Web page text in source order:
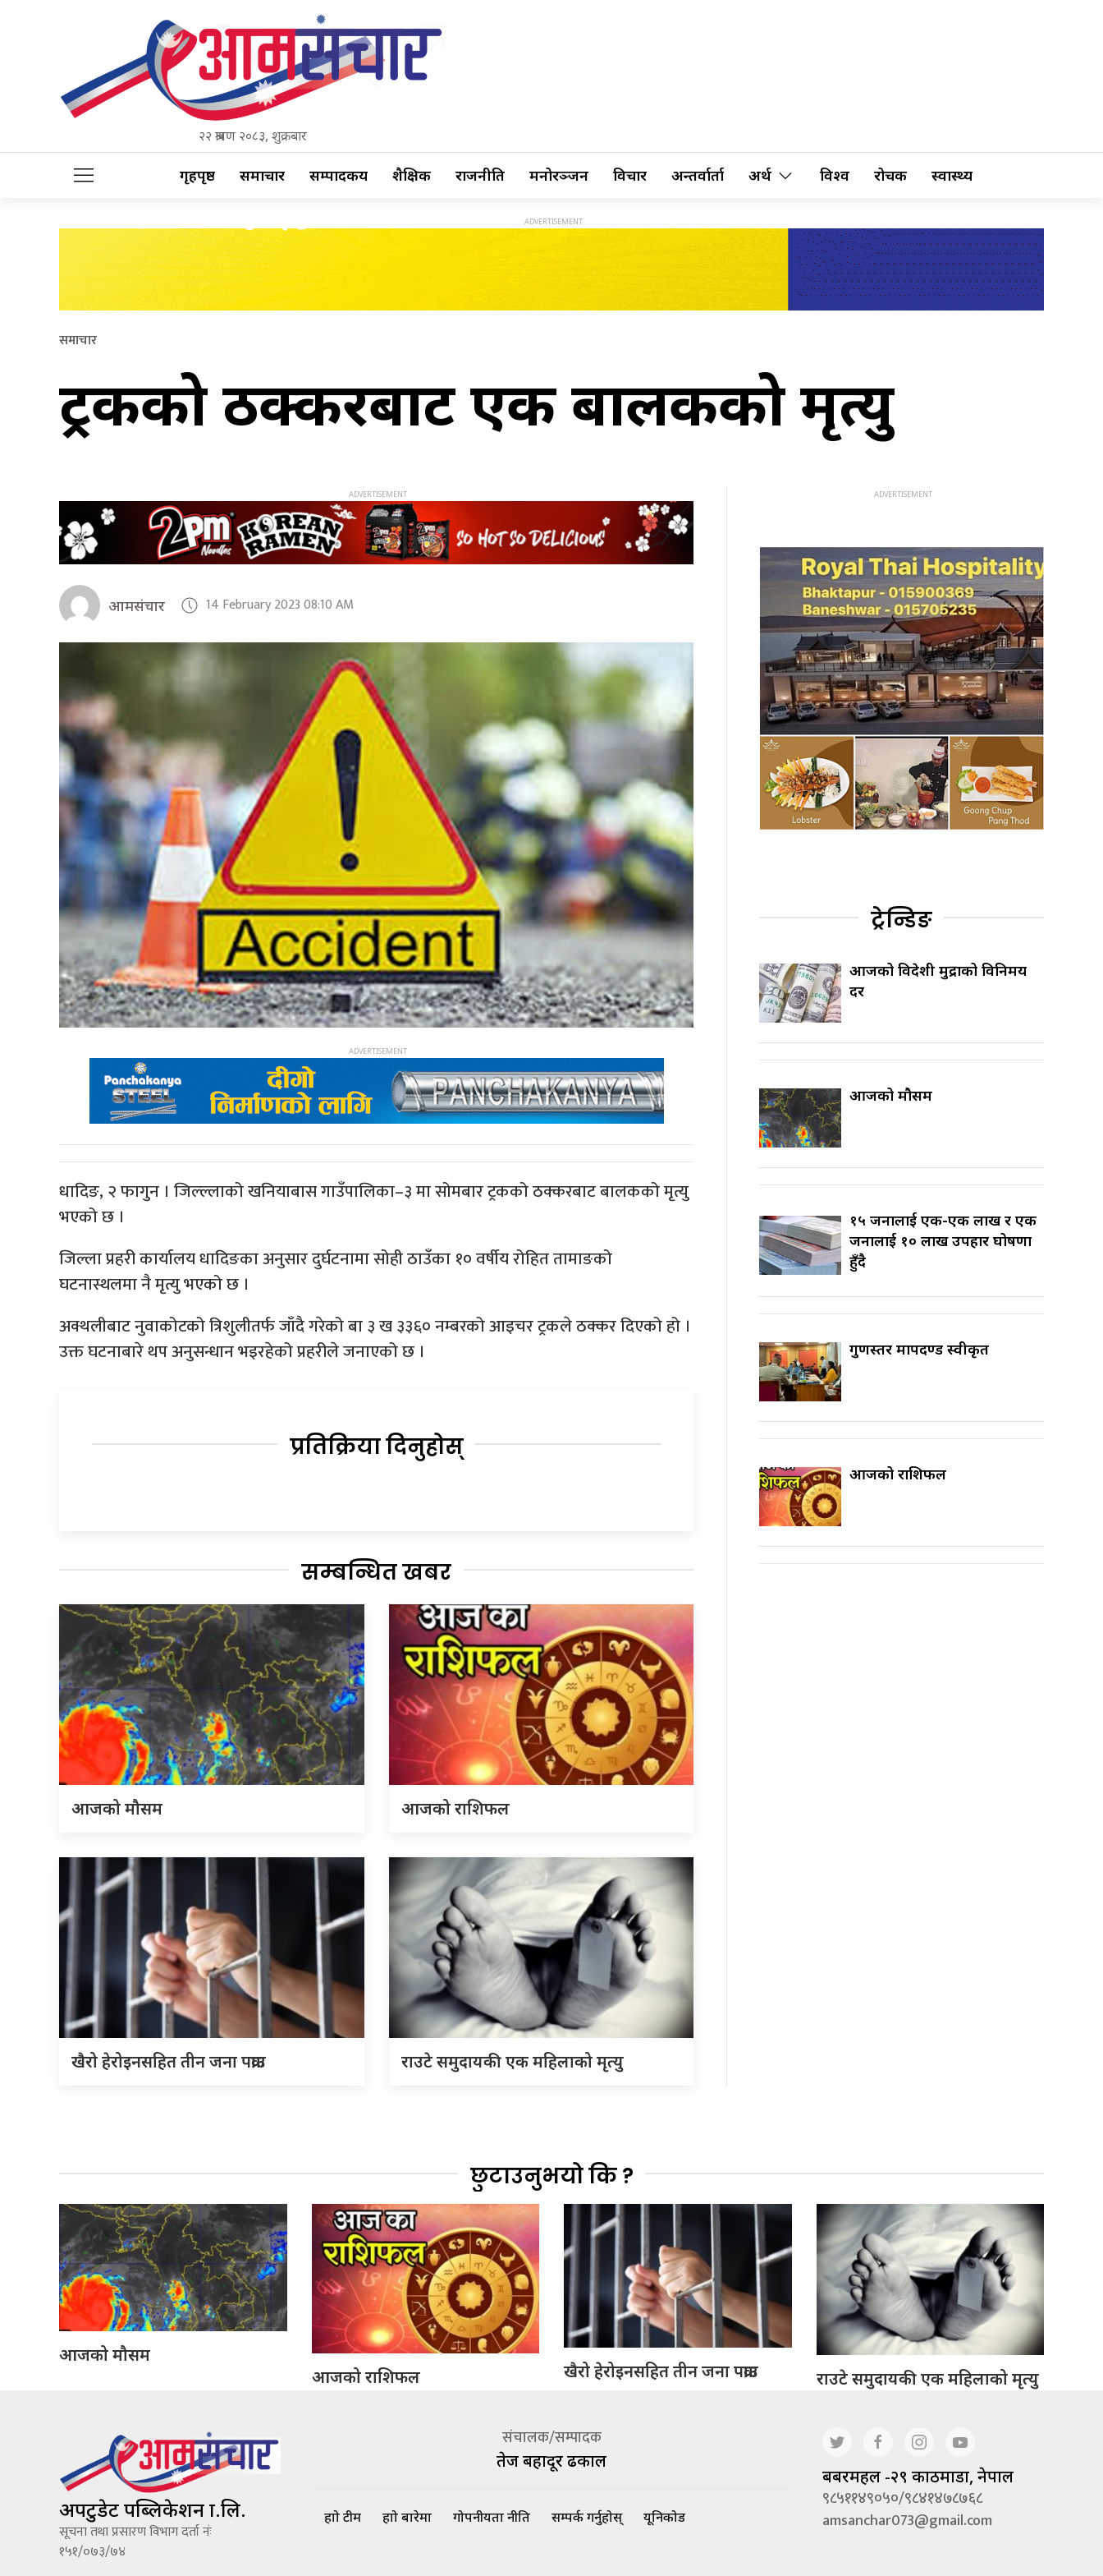
२२ श्रावण २०८३, शुक्रबार
गृहपृष्ठ समाचार सम्पादकीय शैक्षिक राजनीति मनोरञ्जन विचार अन्तर्वार्ता अर्थ विश्व रोचक स्वास्थ्य
समाचार
ट्रकको ठक्करबाट एक बालकको मृत्यु
आमसंचार 14 February 2023 08:10 AM
धादिङ, २ फागुन । जिल्ल्लाको खनियाबास गाउँपालिका–३ मा सोमबार ट्रकको ठक्करबाट बालकको मृत्यु
भएको छ ।
जिल्ला प्रहरी कार्यालय धादिङका अनुसार दुर्घटनामा सोही ठाउँका १० वर्षीय रोहित तामाङको
घटनास्थलमा नै मृत्यु भएको छ ।
अक्थलीबाट नुवाकोटको त्रिशुलीतर्फ जाँदै गरेको बा ३ ख ३३६० नम्बरको आइचर ट्रकले ठक्कर दिएको हो ।
उक्त घटनाबारे थप अनुसन्धान भइरहेको प्रहरीले जनाएको छ ।
प्रतिक्रिया दिनुहोस्
सम्बन्धित खबर
आजको मौसम आजको राशिफल
खैरो हेरोइनसहित तीन जना पक्राउ राउटे समुदायकी एक महिलाको मृत्यु
ट्रेन्डिङ
आजको विदेशी मुद्राको विनिमय
दर
आजको मौसम
१५ जनालाई एक-एक लाख र एक
जनालाई १० लाख उपहार घोषणा
हुँदै
गुणस्तर मापदण्ड स्वीकृत
आजको राशिफल
छुटाउनुभयो कि ?
आजको मौसम
आजको राशिफल
खैरो हेरोइनसहित तीन जना पक्राउ राउटे समुदायकी एक महिलाको मृत्यु
अपटुडेट पब्लिकेशन प्रा.लि.
सूचना तथा प्रसारण विभाग दर्ता नंः
१५१/०७३/७४
संचालक/सम्पादक
तेज बहादूर ढकाल
हाम्रो टीम हाम्रो बारेमा गोपनीयता नीति सम्पर्क गर्नुहोस् यूनिकोड
बबरमहल -२९ काठमाडौं, नेपाल
९८५११४९०५०/९८४१४७८७६८
amsanchar073@gmail.com